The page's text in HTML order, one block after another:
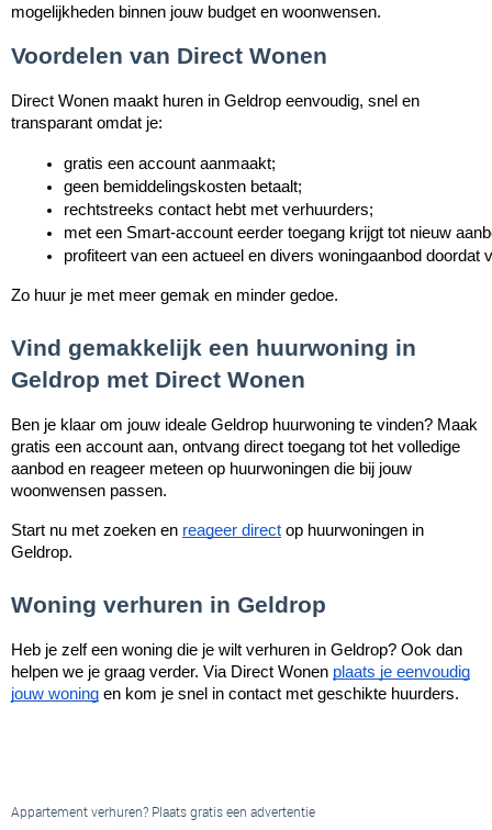
mogelijkheden binnen jouw budget en woonwensen.
Voordelen van Direct Wonen
Direct Wonen maakt huren in Geldrop eenvoudig, snel en
transparant omdat je:
gratis een account aanmaakt;
geen bemiddelingskosten betaalt;
rechtstreeks contact hebt met verhuurders;
met een Smart-account eerder toegang krijgt tot nieuw
profiteert van een actueel en divers woningaanbod doordat
Zo huur je met meer gemak en minder gedoe.
Vind gemakkelijk een huurwoning in
Geldrop met Direct Wonen
Ben je klaar om jouw ideale Geldrop huurwoning te vinden? Maak
gratis een account aan, ontvang direct toegang tot het volledige
aanbod en reageer meteen op huurwoningen die bij jouw
woonwensen passen.
Start nu met zoeken en reageer direct op huurwoningen in
Geldrop.
Woning verhuren in Geldrop
Heb je zelf een woning die je wilt verhuren in Geldrop? Ook dan
helpen we je graag verder. Via Direct Wonen plaats je eenvoudig
jouw woning en kom je snel in contact met geschikte huurders.
Appartement verhuren? Plaats gratis een advertentie